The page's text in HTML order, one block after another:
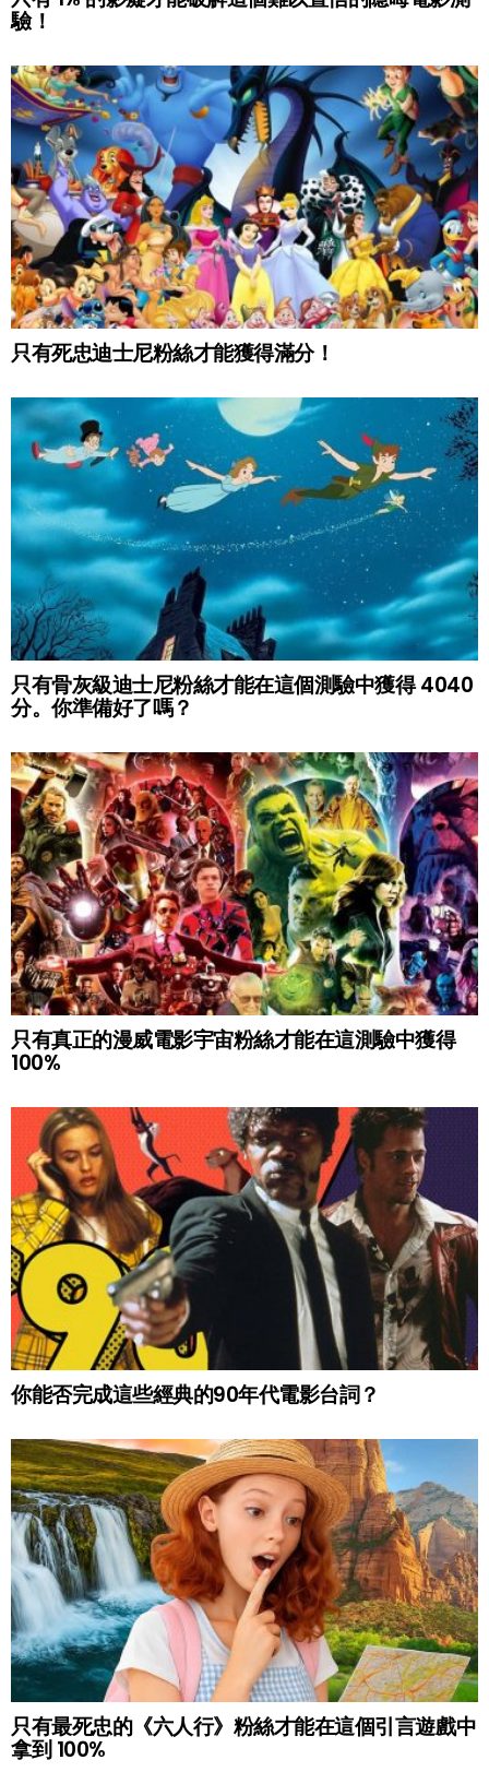
驗！
只有死忠迪士尼粉絲才能獲得滿分！
只有骨灰級迪士尼粉絲才能在這個測驗中獲得 4040
分。你準備好了嗎？
只有真正的漫威電影宇宙粉絲才能在這測驗中獲得
100%
你能否完成這些經典的90年代電影台詞？
只有最死忠的《六人行》粉絲才能在這個引言遊戲中
拿到 100%